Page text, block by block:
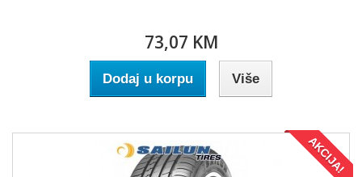
73,07 KM
Dodaj u korpu Više
AKCIJA!